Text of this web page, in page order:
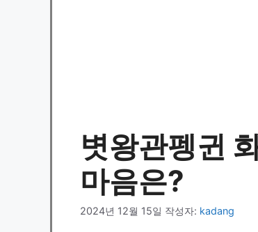
볏왕관펭귄
마음은?
2024년 12월 15일 작성자: kadang